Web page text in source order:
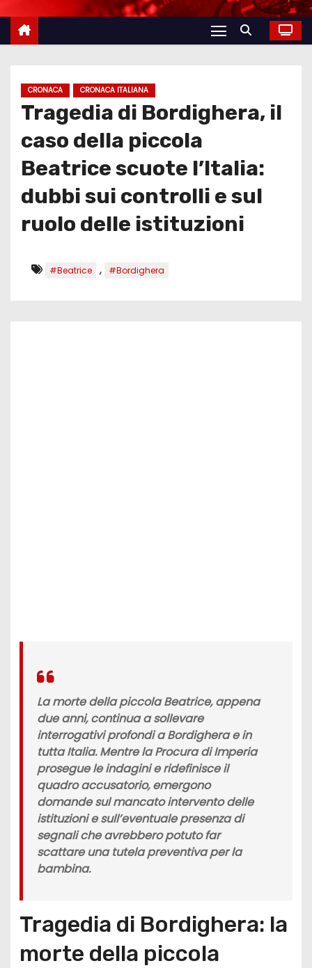
CRONACA CRONACA ITALIANA
Tragedia di Bordighera, il
caso della piccola
Beatrice scuote l’Italia:
dubbi sui controlli e sul
ruolo delle istituzioni
#Beatrice , #Bordighera
La morte della piccola Beatrice, appena
due anni, continua a sollevare
interrogativi profondi a Bordighera e in
tutta Italia. Mentre la Procura di Imperia
prosegue le indagini e ridefinisce il
quadro accusatorio, emergono
domande sul mancato intervento delle
istituzioni e sull’eventuale presenza di
segnali che avrebbero potuto far
scattare una tutela preventiva per la
bambina.
Tragedia di Bordighera: la
morte della piccola